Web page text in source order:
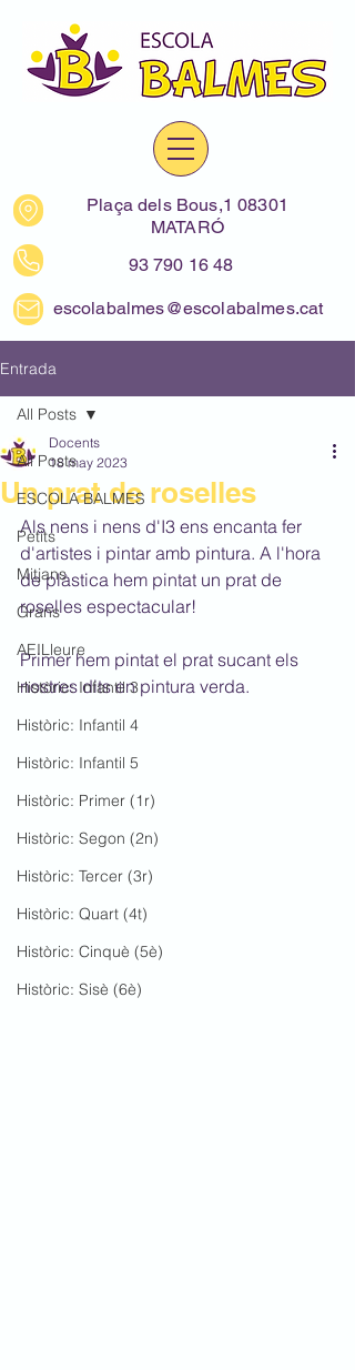
Plaça dels Bous,1 08301
MATARÓ
93 790 16 48
escolabalmes@escolabalmes.cat
Entrada
All Posts
ESCOLA BALMES
Petits
Mitjans
Grans
AEILleure
Històric: Infantil 3
Històric: Infantil 4
Històric: Infantil 5
Històric: Primer (1r)
Històric: Segon (2n)
Històric: Tercer (3r)
Històric: Quart (4t)
Històric: Cinquè (5è)
Històric: Sisè (6è)
All Posts
Un prat de roselles
Docents
18 may 2023
Als nens i nens d'I3 ens encanta fer
d'artistes i pintar amb pintura. A l'hora
de plàstica hem pintat un prat de
roselles espectacular!
Primer hem pintat el prat sucant els
nostres dits en pintura verda.